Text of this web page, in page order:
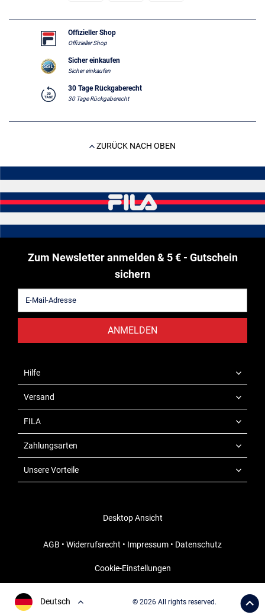
Offizieller Shop
Offizieller Shop
Sicher einkaufen
Sicher einkaufen
30 Tage Rückgaberecht
30 Tage Rückgaberecht
ZURÜCK NACH OBEN
Zum Newsletter anmelden & 5 € - Gutschein
sichern
ANMELDEN
Hilfe
Versand
FILA
Zahlungsarten
Unsere Vorteile
Desktop Ansicht
AGB • Widerrufsrecht • Impressum • Datenschutz
Cookie-Einstellungen
Deutsch © 2026 All rights reserved.